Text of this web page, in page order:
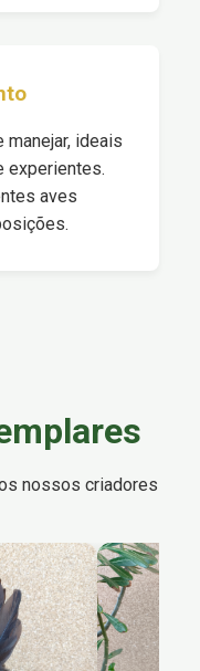
ideais
experientes.
aves
nossos criadores